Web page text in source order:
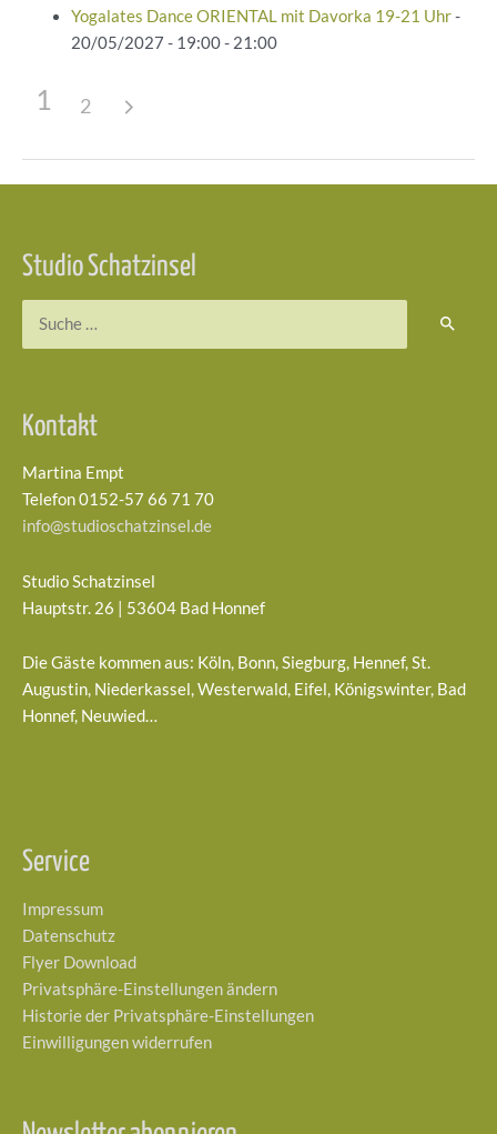
Yogalates Dance ORIENTAL mit Davorka 19-21 Uhr-
20/05/2027 - 19:00 - 21:00
1 2
Studio Schatzinsel
Kontakt
Martina Empt
Telefon 0152-57 66 71 70
info@studioschatzinsel.de
Studio Schatzinsel
Hauptstr. 26 | 53604 Bad Honnef
Die Gäste kommen aus: Köln, Bonn, Siegburg, Hennef, St.
Augustin, Niederkassel, Westerwald, Eifel, Königswinter, Bad
Honnef, Neuwied…
Service
Impressum
Datenschutz
Flyer Download
Privatsphäre-Einstellungen ändern
Historie der Privatsphäre-Einstellungen
Einwilligungen widerrufen